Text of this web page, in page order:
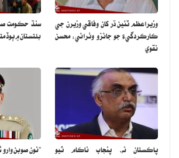
وزيراعظم ٽئين ڌر کان وفاقي وزيرن جي
ڪارڪردگيءَ جو جائزو وٺرائي: محسن
نقوي
سنڌ حڪومت
بلتستان ۾ ٻوڏ
پاڪستان نه، پنجاب ناڪام ٿيو
”نون صوبن وارو